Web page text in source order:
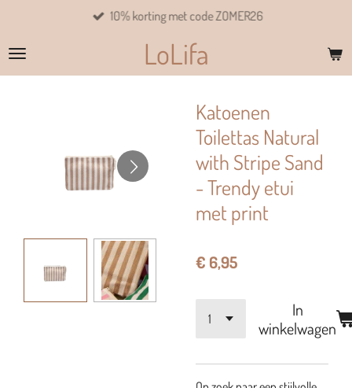
naar
de
LoLifa
10% korting met code ZOMER26
Katoenen
Toilettas Natural
with Stripe Sand
- Trendy etui
met print
€ 6,95
In
winkelwagen